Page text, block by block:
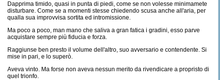
Dapprima timido, quasi in punta di piedi, come se non volesse minimamete
disturbare. Come se a momenti stesse chiedendo scusa anche all'aria, per
qualla sua improvvisa sortita ed intromissione.
Ma poco a poco, man mano che saliva a gran fatica i gradini, esso parve
acquistare sempre più fiducia e forza.
Raggiunse ben presto il volume dell'altro, suo avversario e contendente. Si
mise in pari, e lo superò.
Aveva vinto. Ma forse non aveva nessun merito da rivendicare a propristo di
quel trionfo.